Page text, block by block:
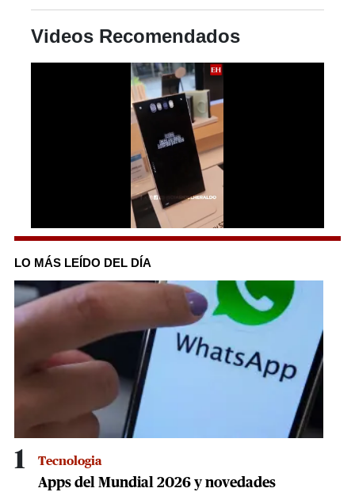
Videos Recomendados
0
of
2
minutes,
49
seconds
LO MÁS LEÍDO DEL DÍA
1 Tecnologia
Apps del Mundial 2026 y novedades